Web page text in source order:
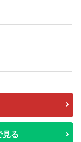
見る